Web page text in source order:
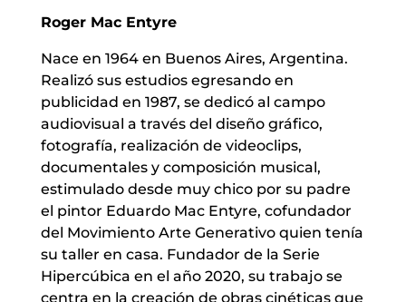
Roger Mac Entyre
Nace en 1964 en Buenos Aires, Argentina.
Realizó sus estudios egresando en
publicidad en 1987, se dedicó al campo
audiovisual a través del diseño gráfico,
fotografía, realización de videoclips,
documentales y composición musical,
estimulado desde muy chico por su padre
el pintor Eduardo Mac Entyre, cofundador
del Movimiento Arte Generativo quien tenía
su taller en casa. Fundador de la Serie
Hipercúbica en el año 2020, su trabajo se
centra en la creación de obras cinéticas que